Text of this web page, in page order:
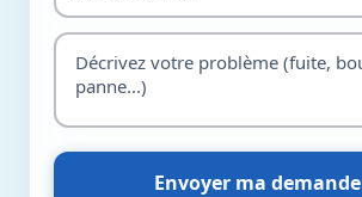
Envoyer ma demande